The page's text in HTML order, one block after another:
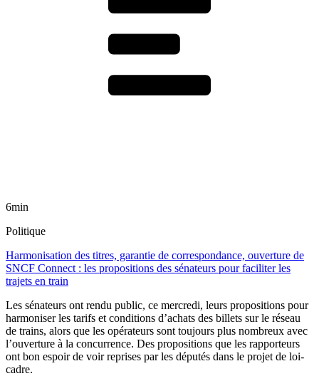
6min
Politique
Harmonisation des titres, garantie de correspondance, ouverture de
SNCF Connect : les propositions des sénateurs pour faciliter les
trajets en train
Les sénateurs ont rendu public, ce mercredi, leurs propositions pour
harmoniser les tarifs et conditions d’achats des billets sur le réseau
de trains, alors que les opérateurs sont toujours plus nombreux avec
l’ouverture à la concurrence. Des propositions que les rapporteurs
ont bon espoir de voir reprises par les députés dans le projet de loi-
cadre.